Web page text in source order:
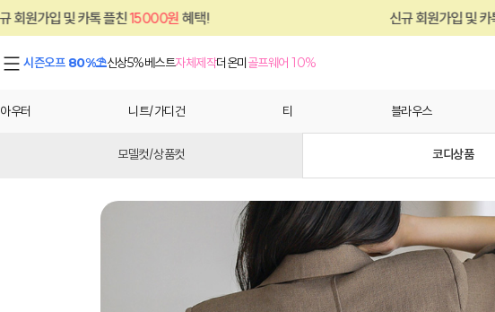
15000원 혜택! 신규 회원가입 및 카톡 플친15000원 혜택!
시즌오프 80%⛱신상5%베스트자체제작더온미골프웨어 10%
아우터 니트/가디건 티 블라우스
모델컷/상품컷 코디상품